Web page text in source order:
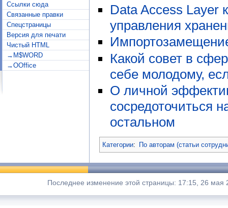
Ссылки сюда
Связанные правки
Спецстраницы
Версия для печати
Чистый HTML
→M$WORD
→OOffice
Data Access Layer
управления
Какой совет в
себе молодому,
О личной
сосредоточиться
остальном
Категории: По авторам (статьи
Последнее изменение этой страницы: 17:15, 26 мая